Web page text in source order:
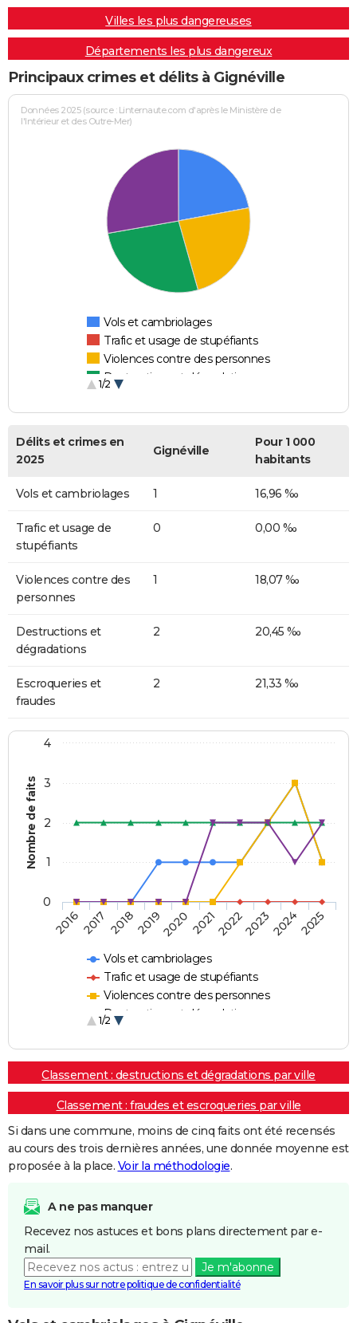
Villes les plus dangereuses
Départements les plus dangereux
Principaux crimes et délits à Gignéville
Données 2025 (source : Linternaute.com d'après le Ministère de
l'Intérieur et des Outre-Mer)
Vols et cambriolages
Trafic et usage de stupéfiants
Violences contre des personnes
Destructions et dégradations
1/2
Délits et crimes en
2025
Gignéville
Pour 1 000
habitants
Vols et cambriolages 1 16,96 ‰
Trafic et usage de
stupéfiants
0 0,00 ‰
Violences contre des
personnes
1 18,07 ‰
Destructions et
dégradations
2 20,45 ‰
Escroqueries et
fraudes
2 21,33 ‰
Nombre de faits
Vols et cambriolages
Trafic et usage de stupéfiants
Violences contre des personnes
Destructions et dégradations
1/2
20162017 20182019202020212022202320242025
0
1
2
3
4
Classement : destructions et dégradations par ville
Classement : fraudes et escroqueries par ville
Si dans une commune, moins de cinq faits ont été recensés
au cours des trois dernières années, une donnée moyenne est
proposée à la place. Voir la méthodologie.
A ne pas manquer
Recevez nos astuces et bons plans directement par e-
mail.
Je m'abonne
En savoir plus sur notre politique de confidentialité